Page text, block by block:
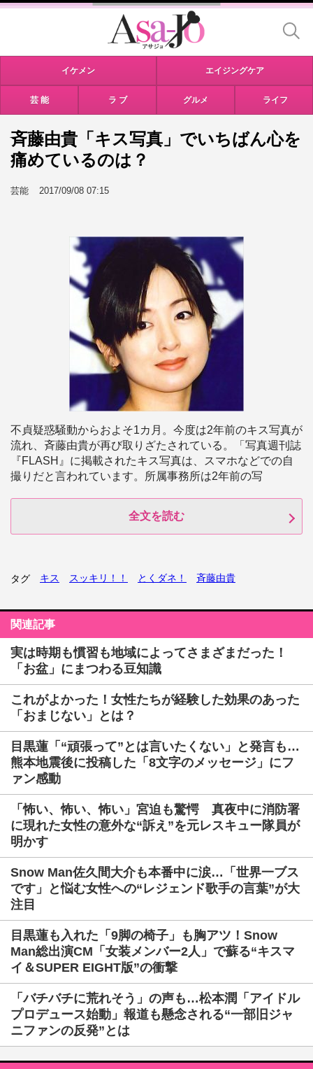
イケメン エイジングケア
芸 能 ラ ブ グルメ ライフ
斉藤由貴「キス写真」でいちばん心を
痛めているのは？
芸能 2017/09/08 07:15
不貞疑惑騒動からおよそ1カ月。今度は2年前のキス写真が
流れ、斉藤由貴が再び取りざたされている。「写真週刊誌
『FLASH』に掲載されたキス写真は、スマホなどでの自
撮りだと言われています。所属事務所は2年前の写
全文を読む
タグ キス スッキリ！！ とくダネ！ 斉藤由貴
関連記事
実は時期も慣習も地域によってさまざまだった！
「お盆」にまつわる豆知識
これがよかった！女性たちが経験した効果のあった
「おまじない」とは？
目黒蓮「“頑張って”とは言いたくない」と発言も…
熊本地震後に投稿した「8文字のメッセージ」にフ
ァン感動
「怖い、怖い、怖い」宮迫も驚愕 真夜中に消防署
に現れた女性の意外な“訴え”を元レスキュー隊員が
明かす
Snow Man佐久間大介も本番中に涙…「世界一ブス
です」と悩む女性への“レジェンド歌手の言葉”が大
注目
目黒蓮も入れた「9脚の椅子」も胸アツ！Snow
Man総出演CM「女装メンバー2人」で蘇る“キスマ
イ＆SUPER EIGHT版”の衝撃
「バチバチに荒れそう」の声も…松本潤「アイドル
プロデュース始動」報道も懸念される“一部旧ジャ
ニファンの反発”とは